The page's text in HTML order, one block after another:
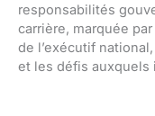
responsabilités
carrière, marquée
de l’exécutif
et les défis